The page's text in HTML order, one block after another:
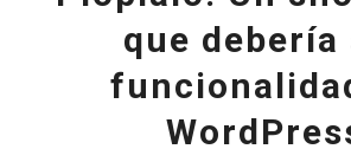
que debería